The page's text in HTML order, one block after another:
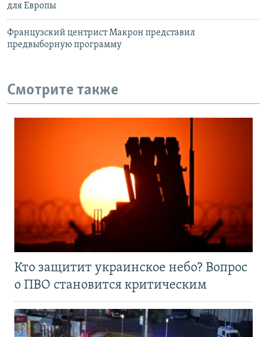
для Европы
Французский центрист Макрон представил
предвыборную программу
Смотрите также
Кто защитит украинское небо? Вопрос
о ПВО становится критическим